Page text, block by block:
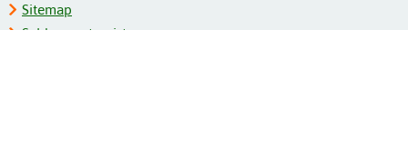
Sitemap
Schlagwortregister